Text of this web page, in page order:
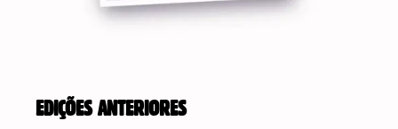
EDIÇÕES ANTERIORES